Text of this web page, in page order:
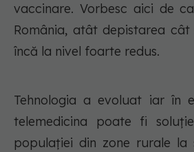
vaccinare. Vorbesc aici de
România, atât depistarea
încă la nivel foarte redus.
Tehnologia a evoluat iar în
telemedicina poate fi
populaţiei din zone rurale la